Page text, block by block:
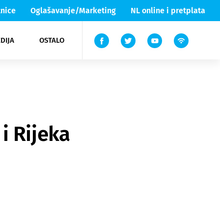
Oglašavanje/Marketing NL online i pretplata
OSTALO
Lika & Senj
TV
Rijeka